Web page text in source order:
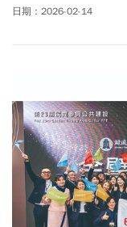
福現金流方法，十年
日期：2026-02-14